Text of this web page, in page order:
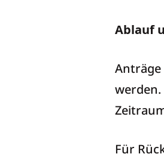
Ablauf
werden.
Für